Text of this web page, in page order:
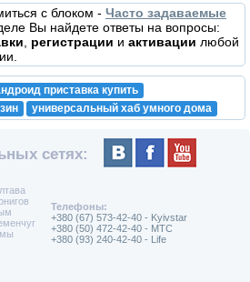
с блоком - Часто задаваемые
Вы найдете ответы на вопросы:
, регистрации и активации любой
приставка купить
универсальный хаб умного дома
сетях:
Телефоны:
+380 (67) 573-42-40 - Kyivstar
+380 (50) 472-42-40 - MTC
+380 (93) 240-42-40 - Life